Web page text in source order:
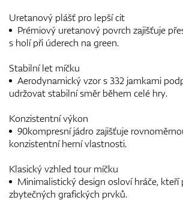
Uretanový plášť pro lepší cit
Prémiový uretanový povrch zajišťuje
s holí při úderech na green.
Stabilní let míčku
Aerodynamický vzor s 332 jamkami
udržovat stabilní směr během celé hry.
Konzistentní výkon
90kompresní jádro zajišťuje
konzistentní herní vlastnosti.
Klasický vzhled tour míčku
Minimalistický design osloví hráče,
zbytečných grafických prvků.